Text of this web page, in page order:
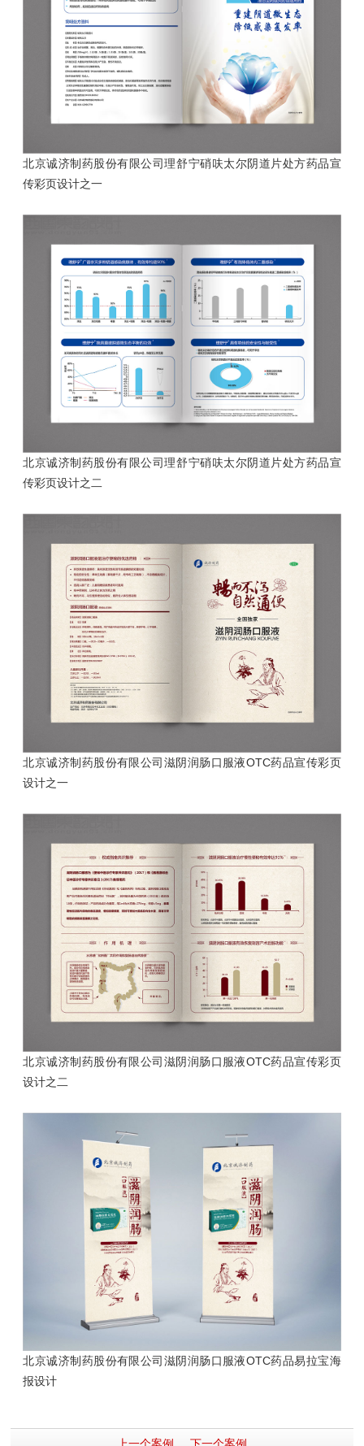
北京诚济制药股份有限公司理舒宁硝呋太尔阴道片处方药品宣
传彩页设计之一
北京诚济制药股份有限公司理舒宁硝呋太尔阴道片处方药品宣
传彩页设计之二
北京诚济制药股份有限公司滋阴润肠口服液OTC药品宣传彩页
设计之一
北京诚济制药股份有限公司滋阴润肠口服液OTC药品宣传彩页
设计之二
北京诚济制药股份有限公司滋阴润肠口服液OTC药品易拉宝海
报设计